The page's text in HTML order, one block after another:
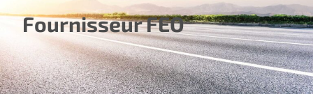
Fournisseur FEO